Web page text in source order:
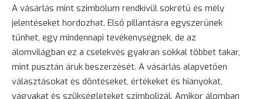
A vásárlás mint szimbólum rendkívül sokrétű és mély
jelentéseket hordozhat. Első pillantásra egyszerűnek
tűnhet, egy mindennapi tevékenységnek, de az
álomvilágban ez a cselekvés gyakran sokkal többet takar,
mint pusztán áruk beszerzését. A vásárlás alapvetően
választásokat és döntéseket, értékeket és hiányokat,
vágyakat és szükségleteket szimbolizál. Amikor álomban